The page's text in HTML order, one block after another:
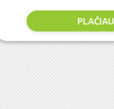
PLAČIAU